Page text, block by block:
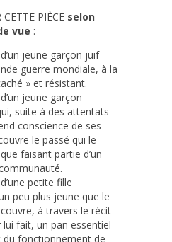
PIÈCE selon
vue :
d’un jeune garçon juif
guerre mondiale, à la
» et résistant.
jeune garçon
suite à des attentats
conscience de ses
le passé qui le
faisant partie d’un
petite fille
peu plus jeune que le
à travers le récit
lui fait, un pan essentiel
du fonctionnement de